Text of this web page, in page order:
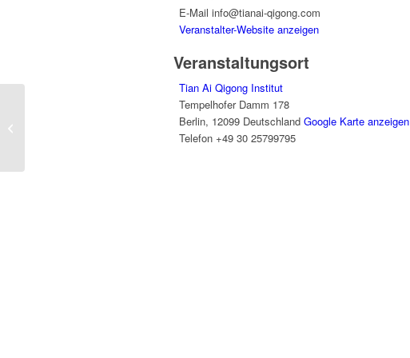
E-Mail info@tianai-qigong.com
Veranstalter-Website anzeigen
Veranstaltungsort
Tian Ai Qigong Institut
Tempelhofer Damm 178
Berlin, 12099 Deutschland Google Karte anzeigen
Telefon +49 30 25799795